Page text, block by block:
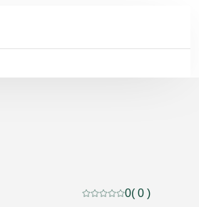
Dabartinis
0( 0 )